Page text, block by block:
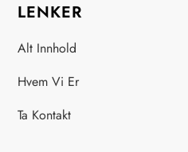
s
t
s
LENKER
Alt Innhold
Hvem Vi Er
Ta Kontakt